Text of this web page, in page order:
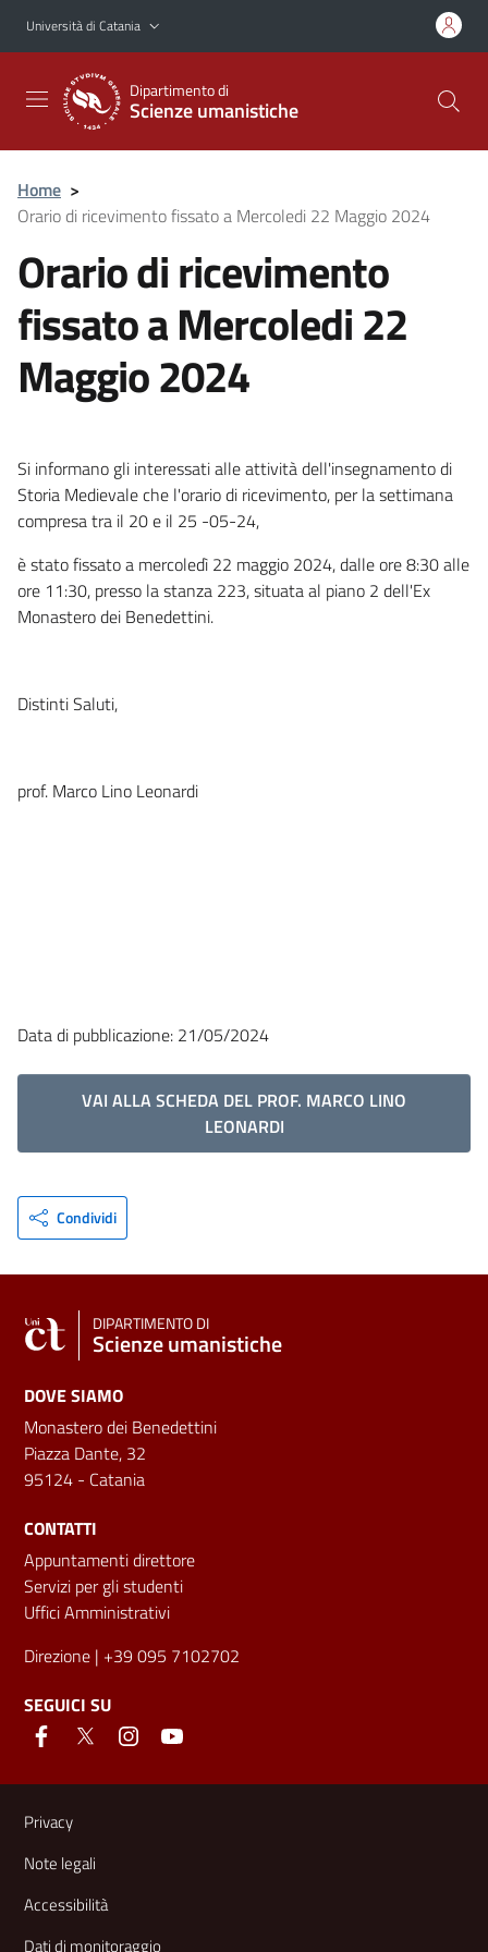
Vai al contenuto principale
Vai al menu di navigazione
Università di Catania
Dipartimento di
Scienze umanistiche
Home >
Orario di ricevimento fissato a Mercoledi 22 Maggio 2024
Orario di ricevimento
fissato a Mercoledi 22
Maggio 2024
Si informano gli interessati alle attività dell'insegnamento di
Storia Medievale che l'orario di ricevimento, per la settimana
compresa tra il 20 e il 25 -05-24,
è stato fissato a mercoledì 22 maggio 2024, dalle ore 8:30 alle
ore 11:30, presso la stanza 223, situata al piano 2 dell'Ex
Monastero dei Benedettini.
Distinti Saluti,
prof. Marco Lino Leonardi
Data di pubblicazione: 21/05/2024
VAI ALLA SCHEDA DEL PROF. MARCO LINO
LEONARDI
Condividi
DIPARTIMENTO DI
Scienze umanistiche
DOVE SIAMO
Monastero dei Benedettini
Piazza Dante, 32
95124 - Catania
CONTATTI
Appuntamenti direttore
Servizi per gli studenti
Uffici Amministrativi
Direzione | +39 095 7102702
SEGUICI SU
Link e informazioni utili
Privacy
Note legali
Accessibilità
Dati di monitoraggio